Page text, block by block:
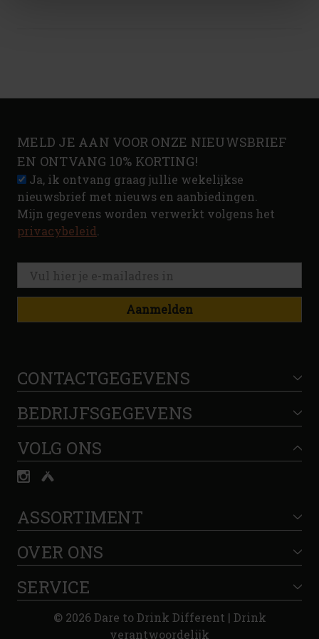
MELD JE AAN VOOR ONZE NIEUWSBRIEF
EN ONTVANG 10% KORTING!
Ja, ik ontvang graag jullie wekelijkse
nieuwsbrief met nieuws en aanbiedingen.
Mijn gegevens worden verwerkt volgens het
privacybeleid
Aanmelden
CONTACTGEGEVENS
BEDRIJFSGEGEVENS
VOLG ONS
ASSORTIMENT
OVER ONS
SERVICE
© 2026 Dare to Drink Different | Drink
verantwoordelijk